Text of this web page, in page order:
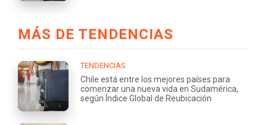
MÁS DE TENDENCIAS
TENDENCIAS
Chile está entre los mejores países para
comenzar una nueva vida en Sudamérica,
según Índice Global de Reubicación